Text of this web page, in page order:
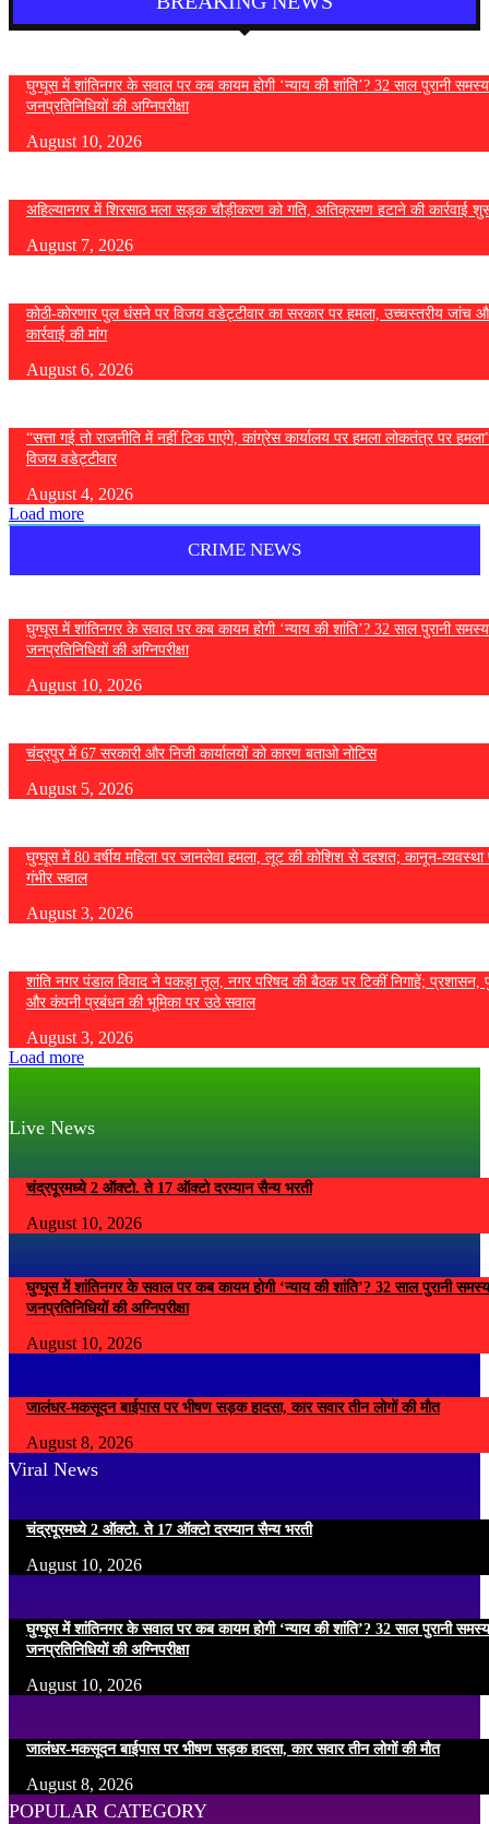
घुग्घूस में शांतिनगर के सवाल पर कब कायम होगी ‘न्याय की शांति’? 32 साल पुरानी
जनप्रतिनिधियों की अग्निपरीक्षा
August 10, 2026
अहिल्यानगर में शिरसाठ मला सड़क चौड़ीकरण को गति, अतिक्रमण हटाने की कार्रवाई
August 7, 2026
कोठी-कोरणार पुल धंसने पर विजय वडेट्टीवार का सरकार पर हमला, उच्चस्तरीय जांच
कार्रवाई की मांग
August 6, 2026
“सत्ता गई तो राजनीति में नहीं टिक पाएंगे, कांग्रेस कार्यालय पर हमला लोकतंत्र पर
विजय वडेट्टीवार
August 4, 2026
Load more
CRIME NEWS
घुग्घूस में शांतिनगर के सवाल पर कब कायम होगी ‘न्याय की शांति’? 32 साल पुरानी
जनप्रतिनिधियों की अग्निपरीक्षा
August 10, 2026
चंद्रपुर में 67 सरकारी और निजी कार्यालयों को कारण बताओ नोटिस
August 5, 2026
घुग्घूस में 80 वर्षीय महिला पर जानलेवा हमला, लूट की कोशिश से दहशत; कानून-व्यवस्था
गंभीर सवाल
August 3, 2026
शांति नगर पंडाल विवाद ने पकड़ा तूल, नगर परिषद की बैठक पर टिकीं निगाहें; प्रशासन,
और कंपनी प्रबंधन की भूमिका पर उठे सवाल
August 3, 2026
Load more
Live News
चंद्रपूरमध्ये 2 ऑक्टो. ते 17 ऑक्टो दरम्यान सैन्य भरती
August 10, 2026
घुग्घूस में शांतिनगर के सवाल पर कब कायम होगी ‘न्याय की शांति’? 32 साल पुरानी
जनप्रतिनिधियों की अग्निपरीक्षा
August 10, 2026
जालंधर-मकसूदन बाईपास पर भीषण सड़क हादसा, कार सवार तीन लोगों की मौत
August 8, 2026
Viral News
चंद्रपूरमध्ये 2 ऑक्टो. ते 17 ऑक्टो दरम्यान सैन्य भरती
August 10, 2026
घुग्घूस में शांतिनगर के सवाल पर कब कायम होगी ‘न्याय की शांति’? 32 साल पुरानी
जनप्रतिनिधियों की अग्निपरीक्षा
August 10, 2026
जालंधर-मकसूदन बाईपास पर भीषण सड़क हादसा, कार सवार तीन लोगों की मौत
August 8, 2026
POPULAR CATEGORY